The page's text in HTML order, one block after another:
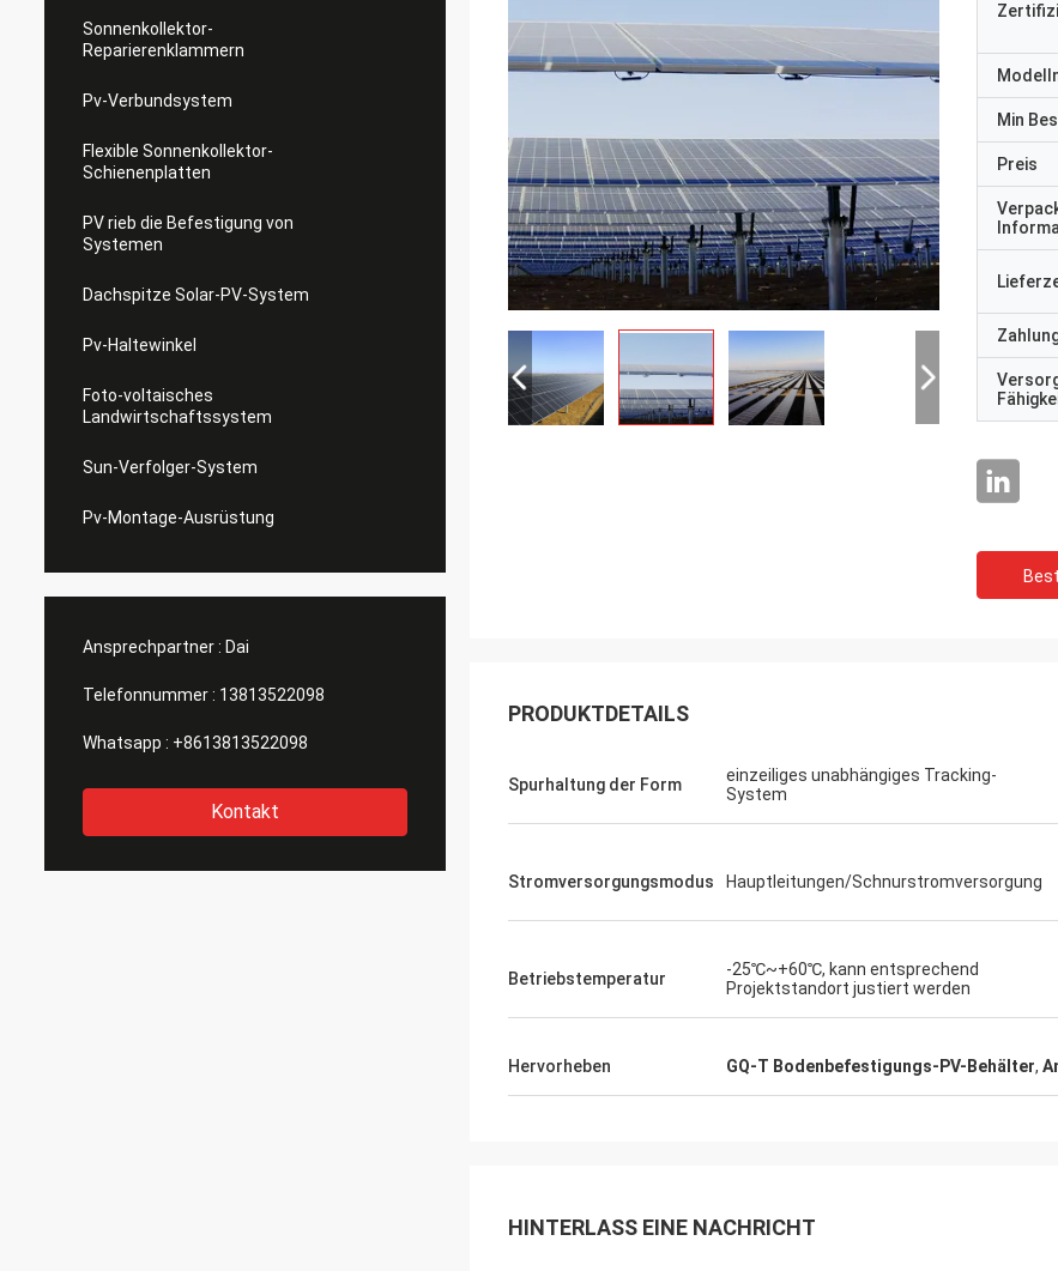
Sonnenkollektor-
Reparierenklammern
Pv-Verbundsystem
Flexible Sonnenkollektor-
Schienenplatten
PV rieb die Befestigung von
Systemen
Dachspitze Solar-PV-System
Pv-Haltewinkel
Foto-voltaisches
Landwirtschaftssystem
Sun-Verfolger-System
Pv-Montage-Ausrüstung
Ansprechpartner : Dai
Telefonnummer : 13813522098
Whatsapp : +8613813522098
Kontakt
Min
Preis
PRODUKTDETAILS
Spurhaltung der Form
einzeiliges unabhängiges Tracking-
System
Stromversorgungsmodus Hauptleitungen/Schnurstromversorgung
Betriebstemperatur
-25℃~+60℃, kann entsprechend
Projektstandort justiert werden
Hervorheben GQ-T Bodenbefestigungs-PV-Behälter,
HINTERLASS EINE NACHRICHT